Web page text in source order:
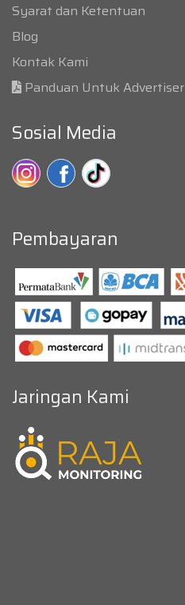
Syarat dan Ketentuan
Blog
Kontak Kami
Panduan Untuk Advertiser
Sosial Media
Pembayaran
Jaringan Kami